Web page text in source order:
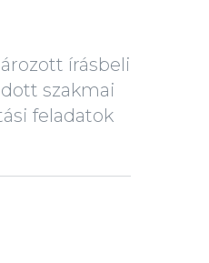
írásbeli
szakmai
feladatok